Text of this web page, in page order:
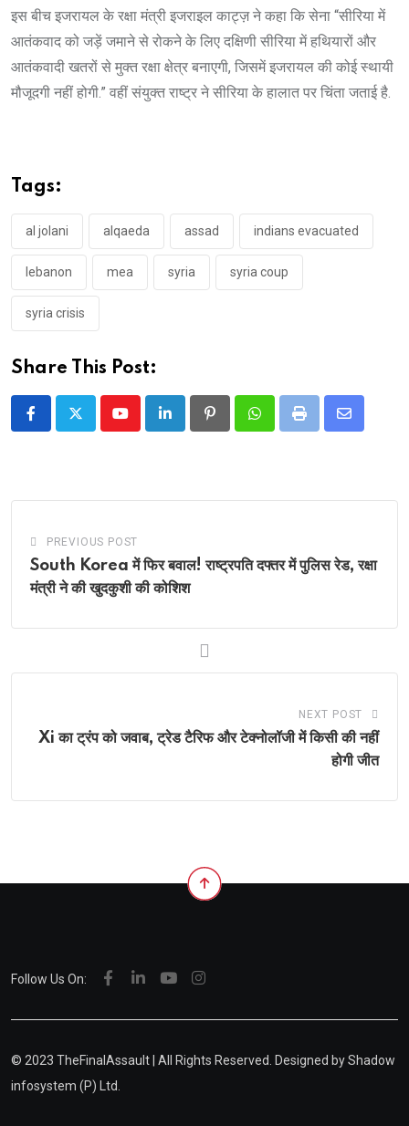
इस बीच इजरायल के रक्षा मंत्री इजराइल काट्ज़ ने कहा कि सेना “सीरिया में
आतंकवाद को जड़ें जमाने से रोकने के लिए दक्षिणी सीरिया में हथियारों और
आतंकवादी खतरों से मुक्त रक्षा क्षेत्र बनाएगी, जिसमें इजरायल की कोई स्थायी
मौजूदगी नहीं होगी.” वहीं संयुक्त राष्ट्र ने सीरिया के हालात पर चिंता जताई है.
Tags:
al jolani alqaeda assad indians evacuated
lebanon mea syria syria coup
syria crisis
Share This Post:
YoutubeLinkedIn PinterestWhatsappPrint
Share
PREVIOUS POST
South Korea में फिर बवाल! राष्ट्रपति दफ्तर में पुलिस रेड, रक्षा
मंत्री ने की खुदकुशी की कोशिश
NEXT POST
Xi का ट्रंप को जवाब, ट्रेड टैरिफ और टेक्नोलॉजी में किसी की नहीं
होगी जीत
Follow Us On:
© 2023 TheFinalAssault | All Rights Reserved. Designed byShadow
infosystem (P) Ltd.